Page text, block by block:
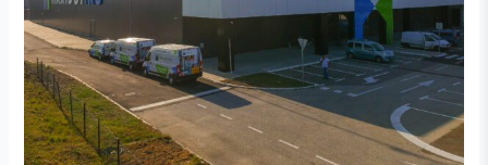
–
MAXIDOM.RS